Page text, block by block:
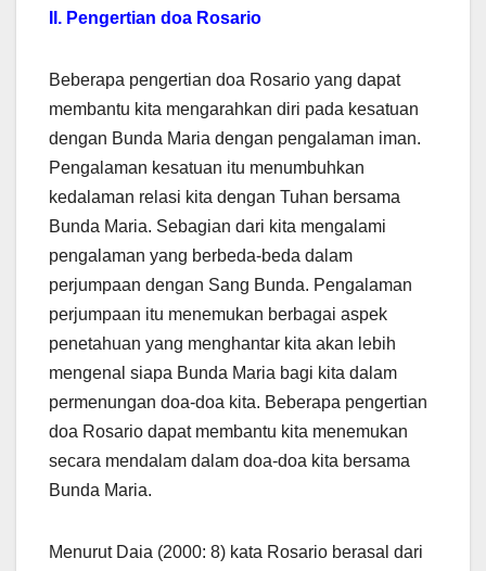
II. Pengertian doa Rosario
Beberapa pengertian doa Rosario yang dapat
membantu kita mengarahkan diri pada kesatuan
dengan Bunda Maria dengan pengalaman iman.
Pengalaman kesatuan itu menumbuhkan
kedalaman relasi kita dengan Tuhan bersama
Bunda Maria. Sebagian dari kita mengalami
pengalaman yang berbeda-beda dalam
perjumpaan dengan Sang Bunda. Pengalaman
perjumpaan itu menemukan berbagai aspek
penetahuan yang menghantar kita akan lebih
mengenal siapa Bunda Maria bagi kita dalam
permenungan doa-doa kita. Beberapa pengertian
doa Rosario dapat membantu kita menemukan
secara mendalam dalam doa-doa kita bersama
Bunda Maria.
Menurut Daia (2000: 8) kata Rosario berasal dari